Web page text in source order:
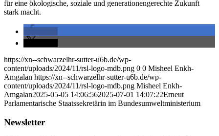
für eine ökologische, soziale und generationengerechte Zukunft
stark macht.
https://xn--schwarzelhr-sutter-u6b.de/wp-
content/uploads/2024/11/rsl-logo-mdb.png 0 0 Misheel Enkh-
Amgalan https://xn--schwarzelhr-sutter-u6b.de/wp-
content/uploads/2024/11/rsl-logo-mdb.png Misheel Enkh-
Amgalan2025-05-05 14:06:562025-07-01 14:07:22Erneut
Parlamentarische Staatssekretärin im Bundesumweltministerium
Newsletter